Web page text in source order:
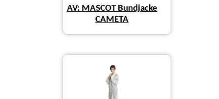
AV: MASCOT Bundjacke
CAMETA